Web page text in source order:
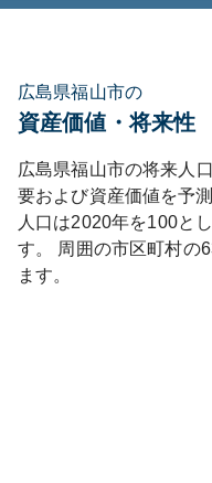
広島県福山市の
資産価値・将来性
広島県福山市の将来人
要および資産価値を予
人口は2020年を100と
す。
周囲の市区町村の
ます。